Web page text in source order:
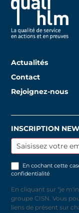
Actualités
Contact
Rejoignez-nous
Inscription
newsletter
INSCRIPTION
En cochant cette
confidentialité
En cliquant sur "je
groupe CISN. Vous
liens de présent sur